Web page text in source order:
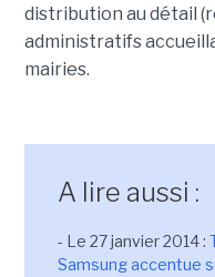
distribution au détail
administratifs
mairies.
A lire aussi :
- Le 27 janvier 2014 :
Samsung accentue